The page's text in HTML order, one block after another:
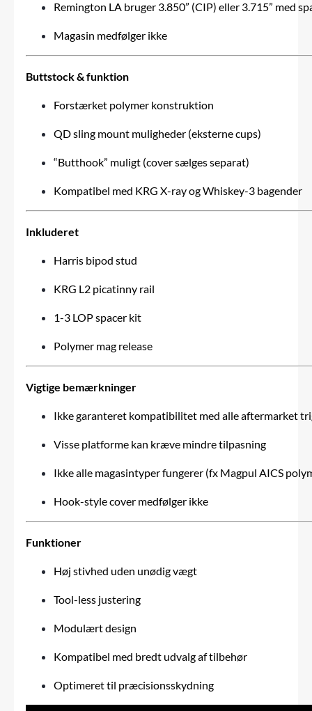
Remington LA bruger 3.850” (CIP) eller 3.715” med
Magasin medfølger ikke
Buttstock & funktion
Forstærket polymer konstruktion
QD sling mount muligheder (eksterne cups)
“Butthook” muligt (cover sælges separat)
Kompatibel med KRG X-ray og Whiskey-3 bagender
Inkluderet
Harris bipod stud
KRG L2 picatinny rail
1-3 LOP spacer kit
Polymer mag release
Vigtige bemærkninger
Ikke garanteret kompatibilitet med alle aftermarket
Visse platforme kan kræve mindre tilpasning
Ikke alle magasintyper fungerer (fx Magpul AICS
Hook-style cover medfølger ikke
Funktioner
Høj stivhed uden unødig vægt
Tool-less justering
Modulært design
Kompatibel med bredt udvalg af tilbehør
Optimeret til præcisionsskydning